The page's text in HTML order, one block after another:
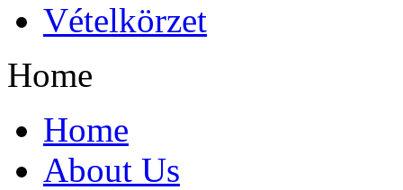
Vételkörzet
Home
Home
About Us